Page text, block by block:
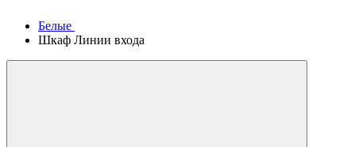
Белые
Шкаф Линии входа